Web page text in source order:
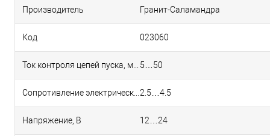
Производитель Гранит-Саламандра
Код 023060
5…50
2.5…4.5
Напряжение, В 12…24